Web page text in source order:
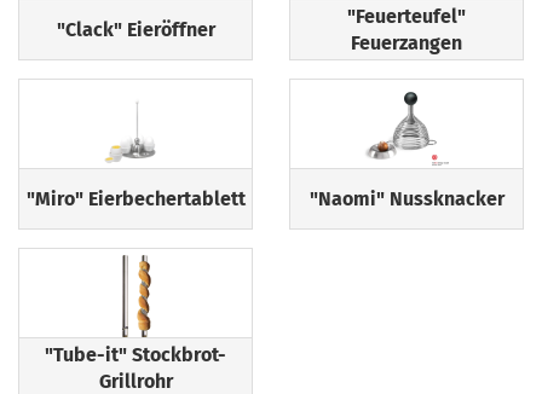
"Clack" Eieröffner
"Feuerteufel"
Feuerzangen
"Miro" Eierbechertablett "Naomi" Nussknacker
"Tube-it" Stockbrot-
Grillrohr